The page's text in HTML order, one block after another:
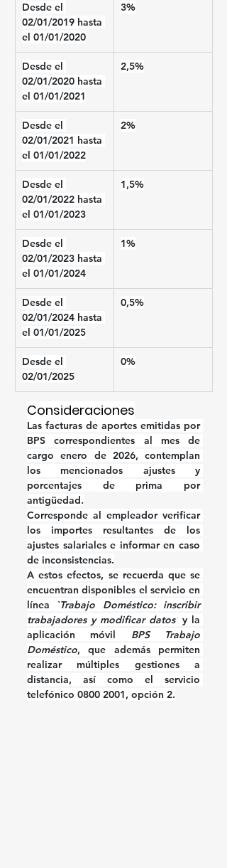
Desde el
02/01/2019 hasta
el 01/01/2020
3%
Desde el
02/01/2020 hasta
el 01/01/2021
2,5%
Desde el
02/01/2021 hasta
el 01/01/2022
2%
Desde el
02/01/2022 hasta
el 01/01/2023
1,5%
Desde el
02/01/2023 hasta
el 01/01/2024
1%
Desde el
02/01/2024 hasta
el 01/01/2025
0,5%
Desde el
02/01/2025
0%
Consideraciones
Las facturas de aportes emitidas por
BPS correspondientes al mes de
cargo enero de 2026, contemplan
los mencionados ajustes y
porcentajes de prima por
antigüedad.
Corresponde al empleador verificar
los importes resultantes de los
ajustes salariales e informar en caso
de inconsistencias.
A estos efectos, se recuerda que se
encuentran disponibles el servicio en
línea `Trabajo Doméstico: inscribir
trabajadores y modificar datos´ y la
aplicación móvil BPS Trabajo
Doméstico, que además permiten
realizar múltiples gestiones a
distancia, así como el servicio
telefónico 0800 2001, opción 2.